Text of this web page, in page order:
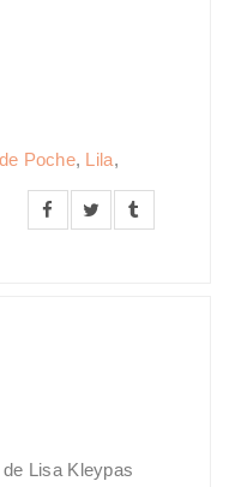
Poche, Lila,